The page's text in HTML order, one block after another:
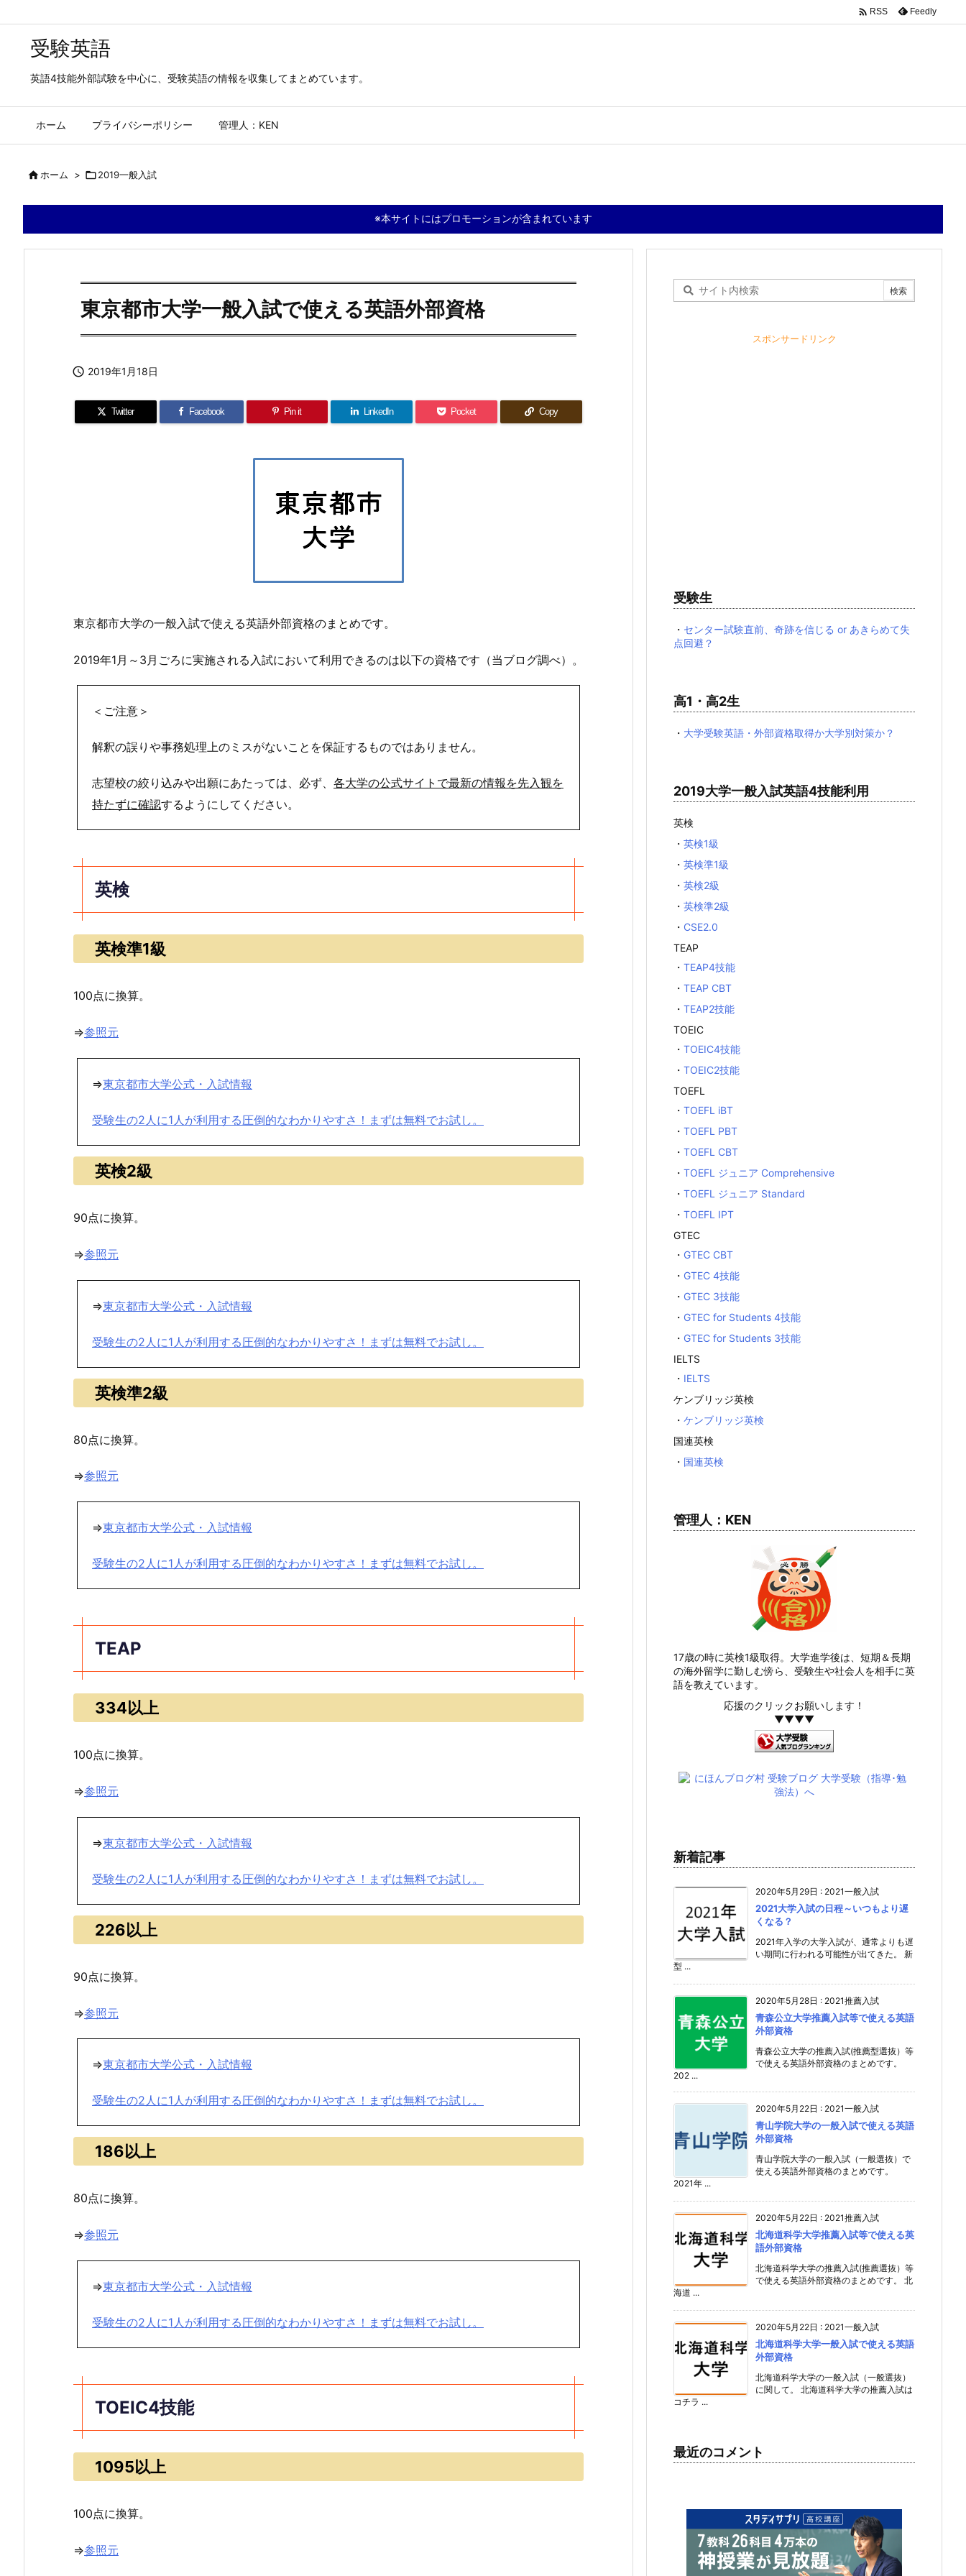
受験英語
英語4技能外部試験を中心に、受験英語の情報を収集してまとめています。
ホーム プライバシーポリシー 管理人：KEN
 RSS Feedly
ホーム > 2019一般入試
※本サイトにはプロモーションが含まれています
東京都市大学一般入試で使える英語外部資格
 2019年1月18日
Twitter Facebook Pin it LinkedIn Pocket Copy
東京都市大学の一般入試で使える英語外部資格のまとめです。
2019年1月～3月ごろに実施される入試において利用できるのは以下の資格です（当ブログ調べ）。
＜ご注意＞
解釈の誤りや事務処理上のミスがないことを保証するものではありません。
志望校の絞り込みや出願にあたっては、必ず、 各大学の公式サイトで最新の情報を先入観を
持たずに確認するようにしてください。
英検
英検準1級
100点に換算。
⇒参照元
⇒東京都市大学公式・入試情報
受験生の2人に1人が利用する圧倒的なわかりやすさ！まずは無料でお試し。
英検2級
90点に換算。
⇒参照元
⇒東京都市大学公式・入試情報
受験生の2人に1人が利用する圧倒的なわかりやすさ！まずは無料でお試し。
英検準2級
80点に換算。
⇒参照元
⇒東京都市大学公式・入試情報
受験生の2人に1人が利用する圧倒的なわかりやすさ！まずは無料でお試し。
TEAP
334以上
100点に換算。
⇒参照元
⇒東京都市大学公式・入試情報
受験生の2人に1人が利用する圧倒的なわかりやすさ！まずは無料でお試し。
226以上
90点に換算。
⇒参照元
⇒東京都市大学公式・入試情報
受験生の2人に1人が利用する圧倒的なわかりやすさ！まずは無料でお試し。
186以上
80点に換算。
⇒参照元
⇒東京都市大学公式・入試情報
受験生の2人に1人が利用する圧倒的なわかりやすさ！まずは無料でお試し。
TOEIC4技能
1095以上
100点に換算。
⇒参照元
スポンサードリンク
受験生
・ センター試験直前、奇跡を信じる or あきらめて失
点回避？
高1・高2生
・ 大学受験英語・外部資格取得か大学別対策か？
2019大学一般入試英語4技能利用
英検
・ 英検1級
・ 英検準1級
・ 英検2級
・ 英検準2級
・ CSE2.0
TEAP
・ TEAP4技能
・ TEAP CBT
・ TEAP2技能
TOEIC
・ TOEIC4技能
・ TOEIC2技能
TOEFL
・ TOEFL iBT
・ TOEFL PBT
・ TOEFL CBT
・ TOEFL ジュニア Comprehensive
・ TOEFL ジュニア Standard
・ TOEFL IPT
GTEC
・ GTEC CBT
・ GTEC 4技能
・ GTEC 3技能
・ GTEC for Students 4技能
・ GTEC for Students 3技能
IELTS
・ IELTS
ケンブリッジ英検
・ ケンブリッジ英検
国連英検
・ 国連英検
管理人：KEN
17歳の時に英検1級取得。大学進学後は、短期＆長期
の海外留学に勤しむ傍ら、受験生や社会人を相手に英
語を教えています。
応援のクリックお願いします！
▼▼▼▼
新着記事
2020年5月29日 : 2021一般入試
2021大学入試の日程～いつもより遅
くなる？
2021年入学の大学入試が、通常よりも遅
い期間に行われる可能性が出てきた。 新
型 ...
2020年5月28日 : 2021推薦入試
青森公立大学推薦入試等で使える英語
外部資格
青森公立大学の推薦入試(推薦型選抜）等
で使える英語外部資格のまとめです。
202 ...
2020年5月22日 : 2021一般入試
青山学院大学の一般入試で使える英語
外部資格
青山学院大学の一般入試（一般選抜）で
使える英語外部資格のまとめです。
2021年 ...
2020年5月22日 : 2021推薦入試
北海道科学大学推薦入試等で使える英
語外部資格
北海道科学大学の推薦入試(推薦選抜）等
で使える英語外部資格のまとめです。 北
海道 ...
2020年5月22日 : 2021一般入試
北海道科学大学一般入試で使える英語
外部資格
北海道科学大学の一般入試（一般選抜）
に関して。 北海道科学大学の推薦入試は
コチラ ...
最近のコメント